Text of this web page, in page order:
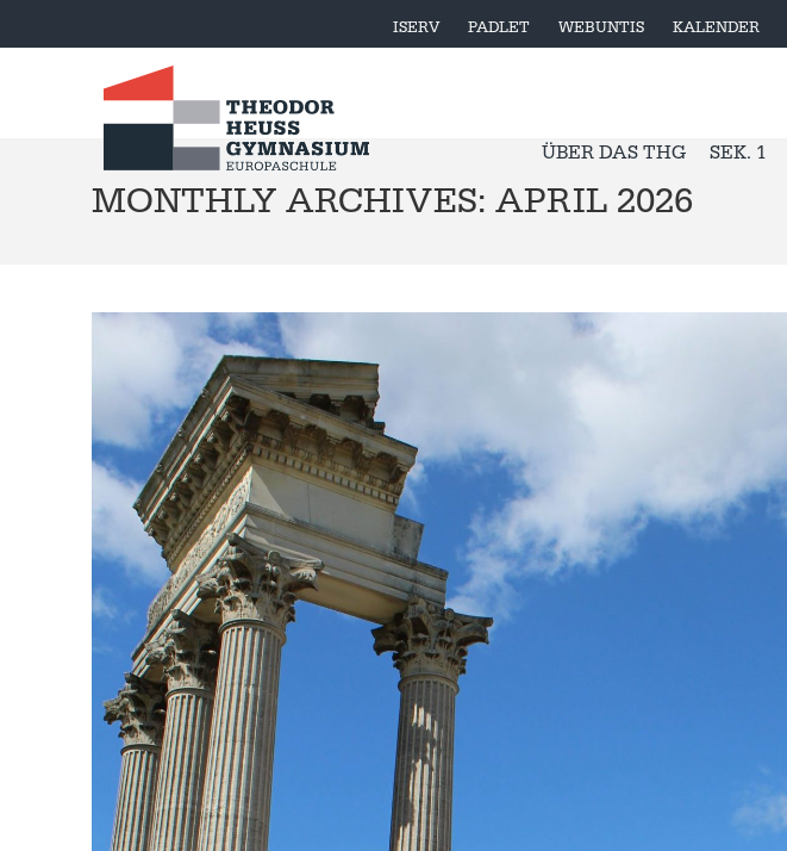
ISERV PADLET WEBUNTIS KALENDER
ÜBER DAS THG SEK. 1
MONTHLY ARCHIVES: APRIL 2026